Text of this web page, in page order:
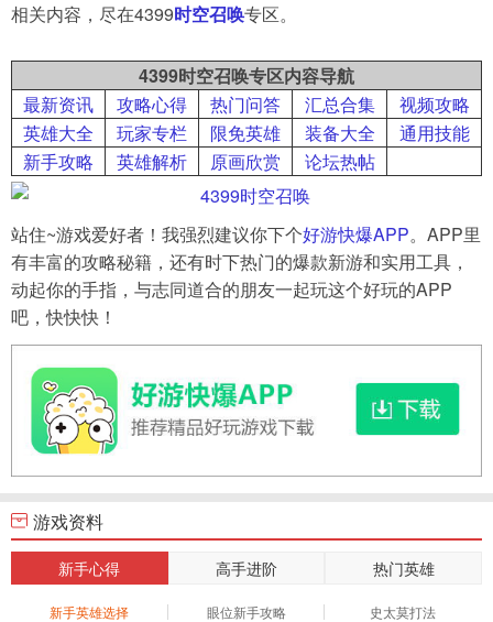
相关内容，尽在4399时空召唤专区。
4399时空召唤专区内容导航
最新资讯
攻略心得 热门问答 汇总合集
视频攻略
英雄大全
玩家专栏 限免英雄 装备大全
通用技能
新手攻略
英雄解析 原画欣赏 论坛热帖
站住~游戏爱好者！我强烈建议你下个好游快爆APP。APP里
有丰富的攻略秘籍，还有时下热门的爆款新游和实用工具，
动起你的手指，与志同道合的朋友一起玩这个好玩的APP
吧，快快快！
游戏资料
新手心得 高手进阶 热门英雄
新手英雄选择 眼位新手攻略
史太莫打法